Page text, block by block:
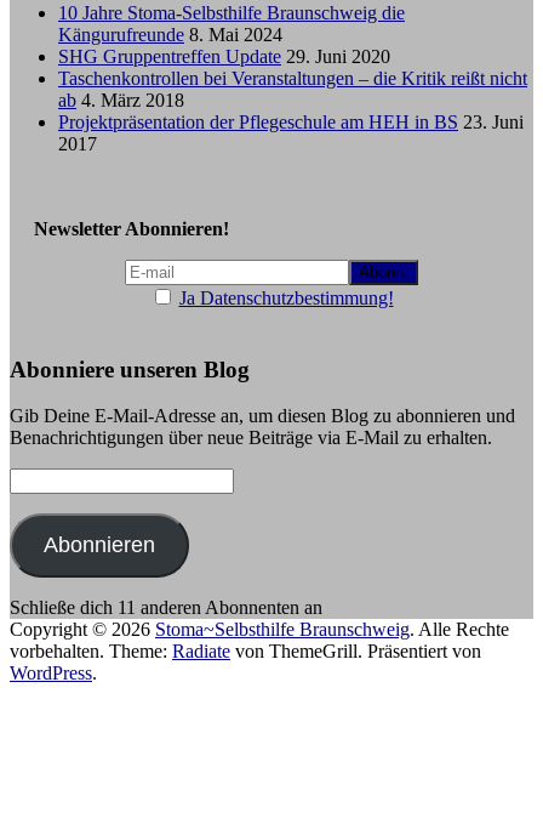
10 Jahre Stoma-Selbsthilfe Braunschweig die
Kängurufreunde 8. Mai 2024
SHG Gruppentreffen Update 29. Juni 2020
Taschenkontrollen bei Veranstaltungen – die Kritik reißt nicht
ab 4. März 2018
Projektpräsentation der Pflegeschule am HEH in BS 23. Juni
2017
Newsletter Abonnieren!
Ja Datenschutzbestimmung!
Abonniere unseren Blog
Gib Deine E-Mail-Adresse an, um diesen Blog zu abonnieren und
Benachrichtigungen über neue Beiträge via E-Mail zu erhalten.
Mail-
Adresse:
Abonnieren
Schließe dich 11 anderen Abonnenten an
Copyright © 2026 Stoma~Selbsthilfe Braunschweig. Alle Rechte
vorbehalten. Theme: Radiate von ThemeGrill. Präsentiert von
WordPress.